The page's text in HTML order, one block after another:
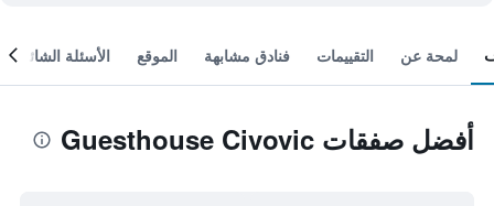
لمحة عن التقييمات فنادق مشابهة الموقع الأسئلة الشائعة
أفضل صفقات Guesthouse Civovic